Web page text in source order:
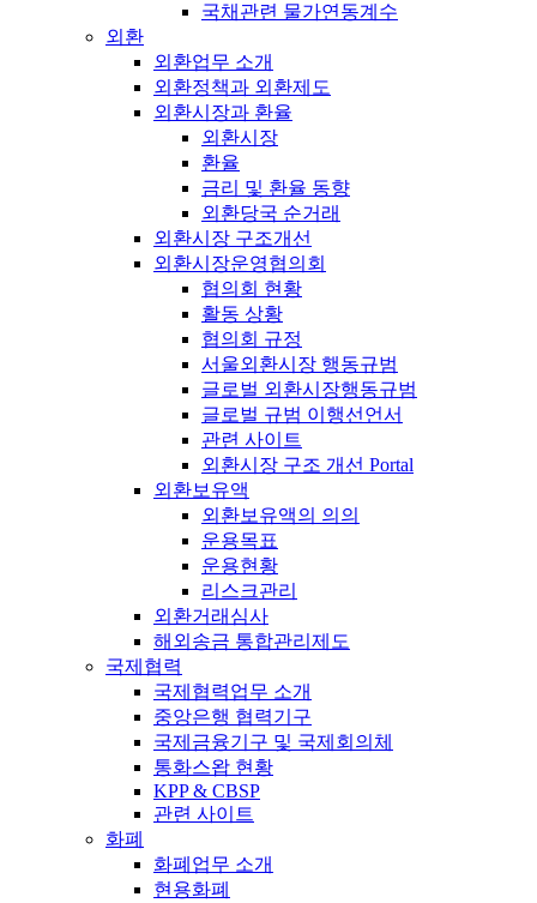
국채관련 물가연동계수
외환
외환업무 소개
외환정책과 외환제도
외환시장과 환율
외환시장
환율
금리 및 환율 동향
외환당국 순거래
외환시장 구조개선
외환시장운영협의회
협의회 현황
활동 상황
협의회 규정
서울외환시장 행동규범
글로벌 외환시장행동규범
글로벌 규범 이행선언서
관련 사이트
외환시장 구조 개선 Portal
외환보유액
외환보유액의 의의
운용목표
운용현황
리스크관리
외환거래심사
해외송금 통합관리제도
국제협력
국제협력업무 소개
중앙은행 협력기구
국제금융기구 및 국제회의체
통화스왑 현황
KPP & CBSP
관련 사이트
화폐
화폐업무 소개
현용화폐